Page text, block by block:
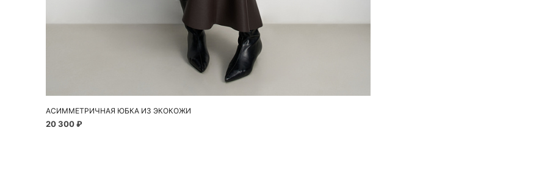
Добавить в корзину
44 46
АСИММЕТРИЧНАЯ ЮБКА ИЗ ЭКОКОЖИ
20 300 ₽